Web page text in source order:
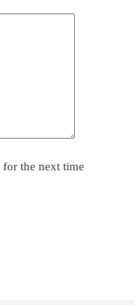
for the next time